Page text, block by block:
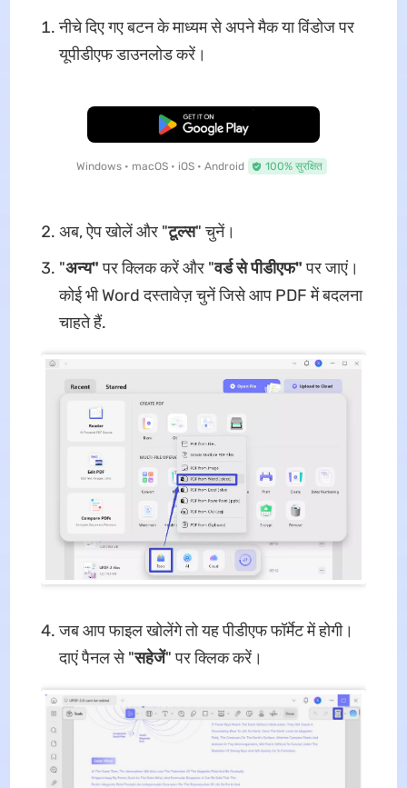
नीचे दिए गए बटन के माध्यम से अपने मैक या विंडोज पर
यूपीडीएफ डाउनलोड करें।
मुफ्त डाउनलोड
Windows • macOS • iOS • Android 100% सुरक्षित
अब, ऐप खोलें और "टूल्स" चुनें।
"अन्य"पर क्लिक करें और "वर्ड से पीडीएफ"पर जाएं।
कोई भी Word दस्तावेज़ चुनें जिसे आप PDF में बदलना
चाहते हैं.
जब आप फाइल खोलेंगे तो यह पीडीएफ फॉर्मेट में होगी।
दाएं पैनल से "सहेजें" पर क्लिक करें।